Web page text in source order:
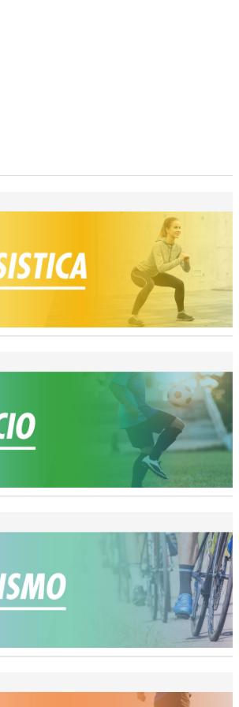
InBlu2000 traccia il bilancio della stagione
valorizzi le nostre specificità"